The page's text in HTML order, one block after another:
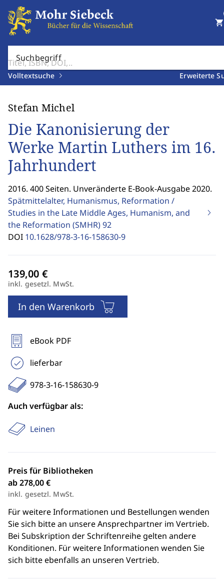
Suchbegriff
Volltextsuche Erweiterte
shopping_cart
Stefan Michel
Die Kanonisierung der
Werke Martin Luthers im 16.
Jahrhundert
2016. 400 Seiten. Unveränderte E-Book-Ausgabe 2020.
Spätmittelalter, Humanismus, Reformation /
Studies in the Late Middle Ages, Humanism, and
the Reformation (SMHR)92
DOI 10.1628/978-3-16-158630-9
inkl. gesetzl. MwSt.
In den Warenkorb
eBook PDF
lieferbar
978-3-16-158630-9
Auch verfügbar als:
Leinen
Preis für Bibliotheken
ab 278,00 €
inkl. gesetzl. MwSt.
Für weitere Informationen und Bestellungen wenden
Sie sich bitte an unsere Ansprechpartner im Vertrieb.
Bei Subskription der Schriftenreihe gelten andere
Konditionen. Für weitere Informationen wenden Sie
sich bitte ebenfalls an unseren Vertrieb.